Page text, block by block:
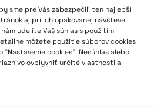
sme pre Vás zabezpečili ten najlepší
aj pri ich opakovanej návšteve.
udelíte Váš súhlas s použitím
môžete použitie súborov cookies
cookies". Nesúhlas alebo
ovplyvniť určité vlastnosti a
Hronov, ale velký krok
divadlo
Hronova je za dveřmi. Nejlepší